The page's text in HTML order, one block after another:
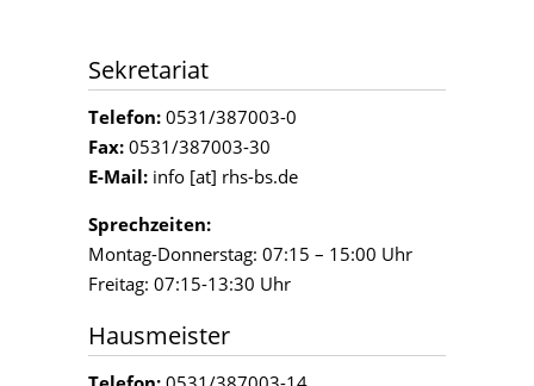
Sekretariat
Telefon: 0531/387003-0
Fax: 0531/387003-30
E-Mail: info [at] rhs-bs.de
Sprechzeiten:
Montag-Donnerstag: 07:15 – 15:00 Uhr
Freitag: 07:15-13:30 Uhr
Hausmeister